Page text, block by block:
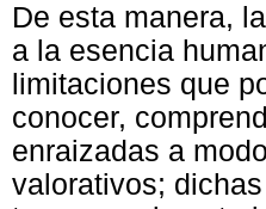
De esta manera,
a la esencia
limitaciones que
conocer,
enraizadas a
valorativos;